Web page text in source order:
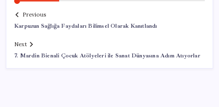
Previous
Karpuzun Sağlığa Faydaları Bilimsel Olarak Kanıtlandı
Next
7. Mardin Bienali Çocuk Atölyeleri ile Sanat Dünyasına Adım Atıyorlar